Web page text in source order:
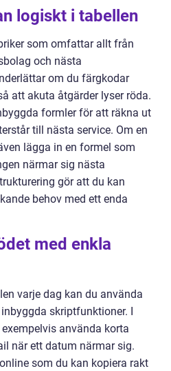
logiskt i tabellen
som omfattar allt från
och nästa
om du färgkodar
att akuta åtgärder lyser röda.
formler för att räkna ut
till nästa service. Om en
lägga in en formel som
närmar sig nästa
gör att du kan
behov med ett enda
med enkla
varje dag kan du använda
skriptfunktioner. I
använda korta
när ett datum närmar sig.
som du kan kopiera rakt